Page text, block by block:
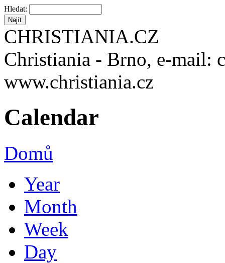
Hledat:
CHRISTIANIA.CZ
Christiania - Brno, e-mail:
www.christiania.cz
Calendar
Domů
Year
Month
Week
Day